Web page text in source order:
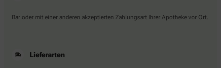
Bar oder mit einer anderen akzeptierten Zahlungsart Ihrer Apotheke vor Ort.
Lieferarten